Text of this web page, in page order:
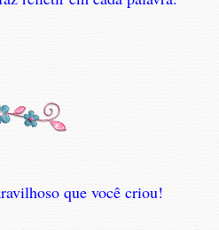
que você criou!